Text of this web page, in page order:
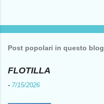
Post popolari in questo blog
FLOTILLA
- 7/15/2026